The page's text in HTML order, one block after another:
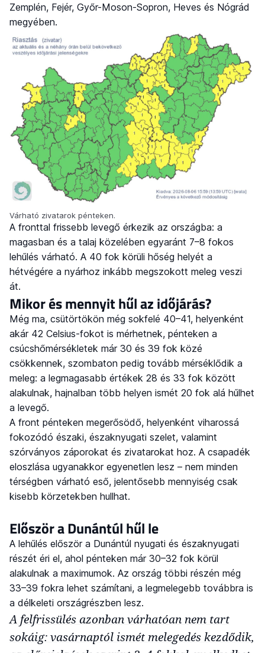
Zemplén, Fejér, Győr-Moson-Sopron, Heves és Nógrád
megyében.
Várható zivatarok pénteken.
A fronttal frissebb levegő érkezik az országba: a
magasban és a talaj közelében egyaránt 7–8 fokos
lehűlés várható. A 40 fok körüli hőség helyét a
hétvégére a nyárhoz inkább megszokott meleg veszi
át.
Mikor és mennyit hűl az időjárás?
Még ma, csütörtökön még sokfelé 40–41, helyenként
akár 42 Celsius-fokot is mérhetnek, pénteken a
csúcshőmérsékletek már 30 és 39 fok közé
csökkennek, szombaton pedig tovább mérséklődik a
meleg: a legmagasabb értékek 28 és 33 fok között
alakulnak, hajnalban több helyen ismét 20 fok alá hűlhet
a levegő.
A front pénteken megerősödő, helyenként viharossá
fokozódó északi, északnyugati szelet, valamint
szórványos záporokat és zivatarokat hoz. A csapadék
eloszlása ugyanakkor egyenetlen lesz – nem minden
térségben várható eső, jelentősebb mennyiség csak
kisebb körzetekben hullhat.
Először a Dunántúl hűl le
A lehűlés először a Dunántúl nyugati és északnyugati
részét éri el, ahol pénteken már 30–32 fok körül
alakulnak a maximumok. Az ország többi részén még
33–39 fokra lehet számítani, a legmelegebb továbbra is
a délkeleti országrészben lesz.
A felfrissülés azonban várhatóan nem tart
sokáig: vasárnaptól ismét melegedés kezdődik,